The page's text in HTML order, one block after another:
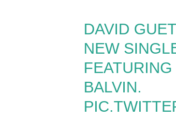
DAVID
NEW
BALVIN.